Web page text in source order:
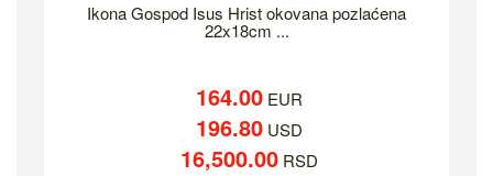
Ikona Gospod Isus Hrist okovana pozlaćena
22x18cm ...
164.00 EUR
196.80 USD
16,500.00 RSD